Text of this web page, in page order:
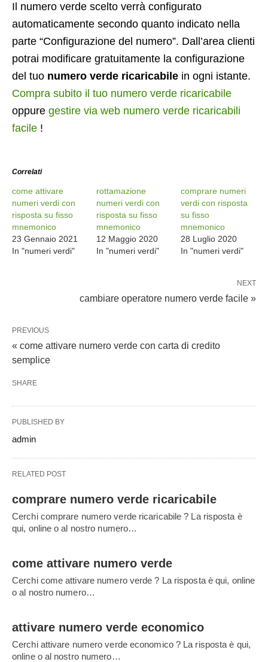
Il numero verde scelto verrà configurato
automaticamente secondo quanto indicato nella
parte “Configurazione del numero”. Dall’area clienti
potrai modificare gratuitamente la configurazione
del tuo numero verde ricaricabile in ogni istante.
Compra subito il tuo numero verde ricaricabile
oppure gestire via web numero verde ricaricabili
facile !
Correlati
come attivare
numeri verdi con
risposta su fisso
mnemonico
23 Gennaio 2021
In "numeri verdi"
rottamazione
numeri verdi con
risposta su fisso
mnemonico
12 Maggio 2020
In "numeri verdi"
comprare numeri
verdi con risposta
su fisso
mnemonico
28 Luglio 2020
In "numeri verdi"
NEXT
cambiare operatore numero verde facile »
PREVIOUS
« come attivare numero verde con carta di credito
semplice
SHARE
PUBLISHED BY
admin
RELATED POST
comprare numero verde ricaricabile
Cerchi comprare numero verde ricaricabile ? La risposta è
qui, online o al nostro numero…
come attivare numero verde
Cerchi come attivare numero verde ? La risposta è qui, online
o al nostro numero…
attivare numero verde economico
Cerchi attivare numero verde economico ? La risposta è qui,
online o al nostro numero…